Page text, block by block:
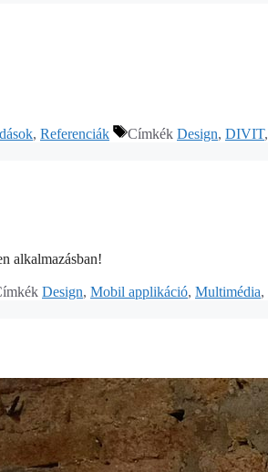
, Referenciák Címkék Design, DIVIT,
alkalmazásban!
Design, Mobil applikáció, Multimédia,